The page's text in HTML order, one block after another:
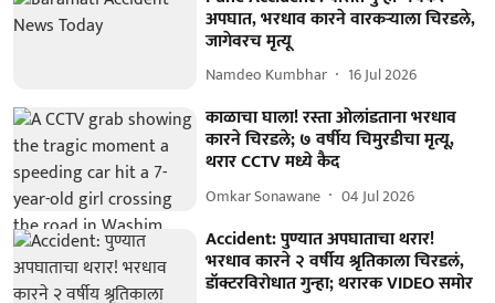
अपघात, भरधाव कारने वारकऱ्याला चिरडले,
जागेवरच मृत्यू
Namdeo Kumbhar 16 Jul 2026
काळाचा घाला! रस्ता ओलांडताना भरधाव
कारने चिरडले; ७ वर्षीय चिमुरडीचा मृत्यू,
थरार CCTV मध्ये कैद
Omkar Sonawane 04 Jul 2026
Accident: पुण्यात अपघाताचा थरार!
भरधाव कारने २ वर्षीय श्रृतिकाला चिरडलं,
डॉक्टरविरोधात गुन्हा; थरारक VIDEO समोर